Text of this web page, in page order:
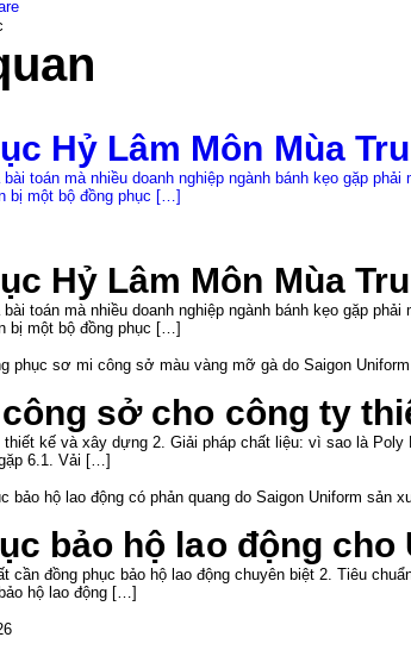
Hỷ Lâm Môn Mùa
toán mà nhiều doanh nghiệp ngành bánh kẹo gặp
bị một bộ đồng phục […]
Hỷ Lâm Môn Mùa
toán mà nhiều doanh nghiệp ngành bánh kẹo gặp
bị một bộ đồng phục […]
sở cho công ty
kế và xây dựng 2. Giải pháp chất liệu: vì sao là
6.1. Vải […]
bảo hộ lao động cho
cần đồng phục bảo hộ lao động chuyên biệt 2. Tiêu
hộ lao động […]